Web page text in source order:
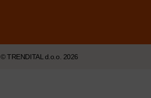
© TRENDITAL d.o.o. 2026